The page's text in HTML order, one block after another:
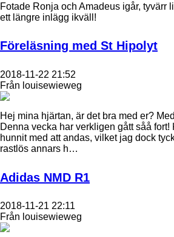
Fotade Ronja och Amadeus igår, tyvärr
ett längre inlägg ikväll!
Föreläsning med St Hipolyt
2018-11-22 21:52
Från louisewieweg
Hej mina hjärtan, är det bra med er?
Denna vecka har verkligen gått såå
hunnit med att andas, vilket jag dock
rastlös annars h…
Adidas NMD R1
2018-11-21 22:11
Från louisewieweg